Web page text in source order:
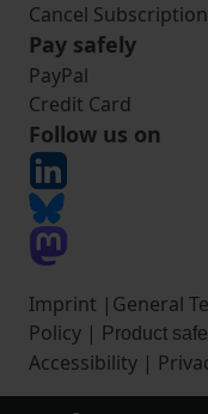
Cancel Subscription
Pay safely
PayPal
Credit Card
Follow us on
Imprint | General
Policy | Product
Accessibility |